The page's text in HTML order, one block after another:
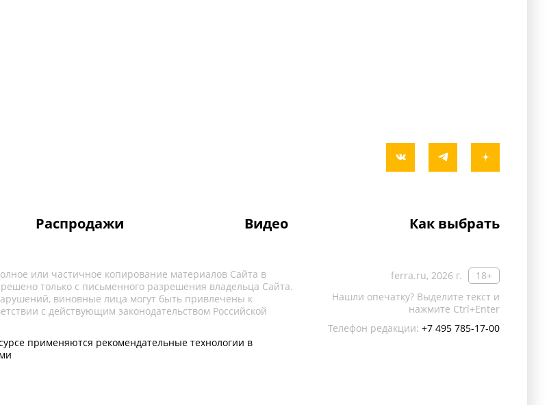
Распродажи Видео Как выбрать
ferra.ru, 2026 г.
18+
Нашли опечатку? Выделите текст и
нажмите Ctrl+Enter
Телефон редакции: +7 495 785-17-00
или частичное копирование материалов Сайта в
только с письменного разрешения владельца Сайта.
виновные лица могут быть привлечены к
с действующим законодательством Российской
применяются рекомендательные технологии в